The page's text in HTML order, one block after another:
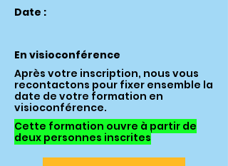
Date :
En visioconférence
Après votre inscription, nous vous
recontactons pour fixer ensemble la
date de votre formation en
visioconférence.
Cette formation ouvre à partir de
deux personnes inscrites